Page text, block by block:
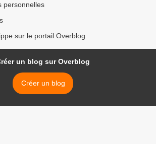
personnelles
sur le portail Overblog
un blog sur Overblog
Créer un blog